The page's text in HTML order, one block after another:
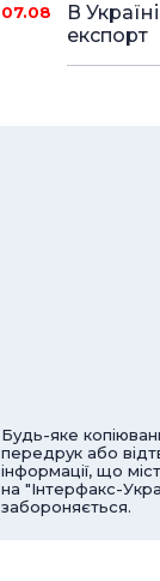
07.08
В
експорт
Будь-яке
передрук або
інформації, що
на "Інтерфакс-
забороняється.